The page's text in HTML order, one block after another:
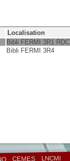
Localisation
Bibli FERMI 3R1 RDC
Bibli FERMI 3R4
- CEMES - LNCMI